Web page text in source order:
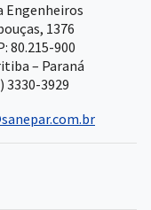
Engenheiros
1376
80.215-900
– Paraná
3330-3929